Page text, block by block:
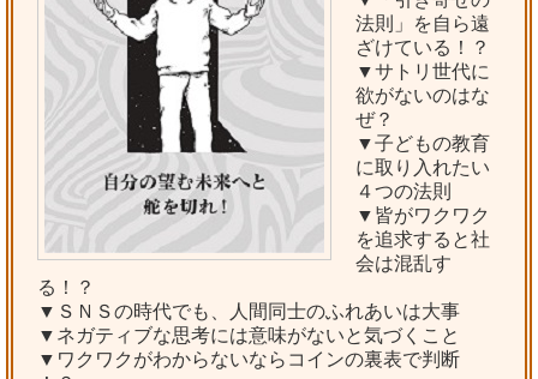
法則」を自ら遠
ざけている！？
▼サトリ世代に
欲がないのはな
ぜ？
▼子どもの教育
に取り入れたい
４つの法則
▼皆がワクワク
を追求すると社
会は混乱す
る！？
▼ＳＮＳの時代でも、人間同士のふれあいは大事
▼ネガティブな思考には意味がないと気づくこと
▼ワクワクがわからないならコインの裏表で判断